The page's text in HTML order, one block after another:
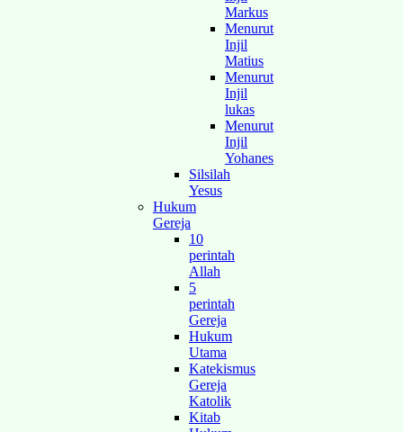
Markus
Menurut
Injil
Matius
Menurut
Injil
lukas
Menurut
Injil
Yohanes
Silsilah
Yesus
Hukum
Gereja
10
perintah
Allah
5
perintah
Gereja
Hukum
Utama
Katekismus
Gereja
Katolik
Kitab